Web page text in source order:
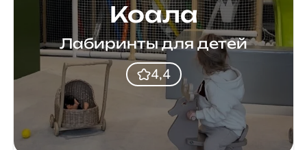
Коала
Лабиринты для детей
4,4